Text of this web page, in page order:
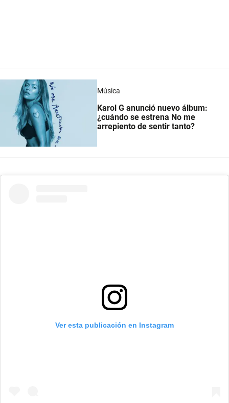
Música
Karol G anunció nuevo álbum:
¿cuándo se estrena No me
arrepiento de sentir tanto?
Ver esta publicación en Instagram